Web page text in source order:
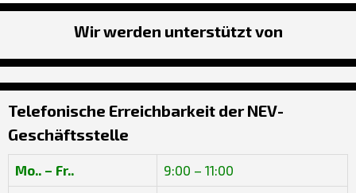
Wir werden unterstützt von
Telefonische Erreichbarkeit der NEV-
Geschäftsstelle
Mo.. – Fr..
9:00 – 11:00